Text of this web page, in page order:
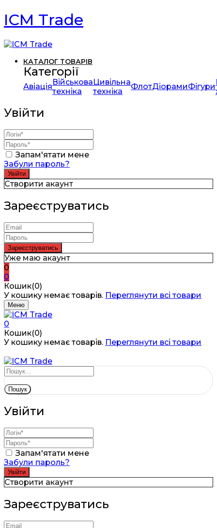
ICM Trade
КАТАЛОГ ТОВАРІВ
Категорії
АвіаціяВійськова
техніка
Цивільна
техніка
ФлотДіорамиФігури
Увійти
Запам'ятати мене
Забули пароль?
Створити акаунт
Зареєструватись
Уже маю акаунт
0
0
Кошик(0)
У кошику немає товарів. Переглянути всі товари
Меню
0
Кошик(0)
У кошику немає товарів. Переглянути всі товари
Пошук
Увійти
Запам'ятати мене
Забули пароль?
Створити акаунт
Зареєструватись